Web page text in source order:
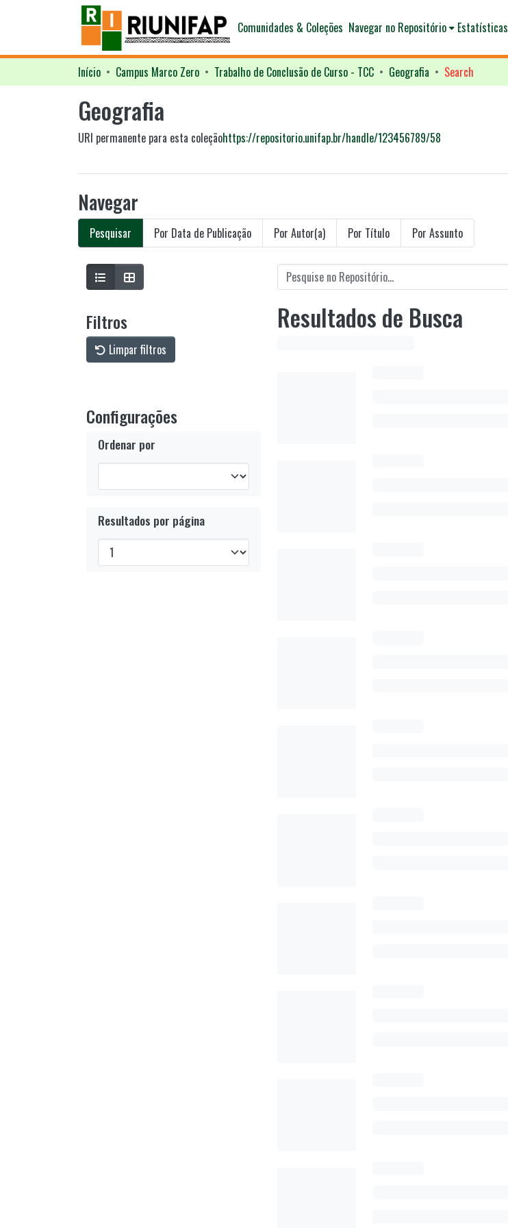
Comunidades & Coleções Navegar no Repositório Estatísticas
Início Campus Marco Zero Trabalho de Conclusão de Curso - TCC Geografia Search
Geografia
URI permanente para esta coleçãohttps://repositorio.unifap.br/handle/123456789/58
Navegar
Pesquisar Por Data de Publicação Por Autor(a) Por Título Por Assunto
Filtros
Limpar filtros
Configurações
Ordenar por
Resultados por página
Resultados de Busca